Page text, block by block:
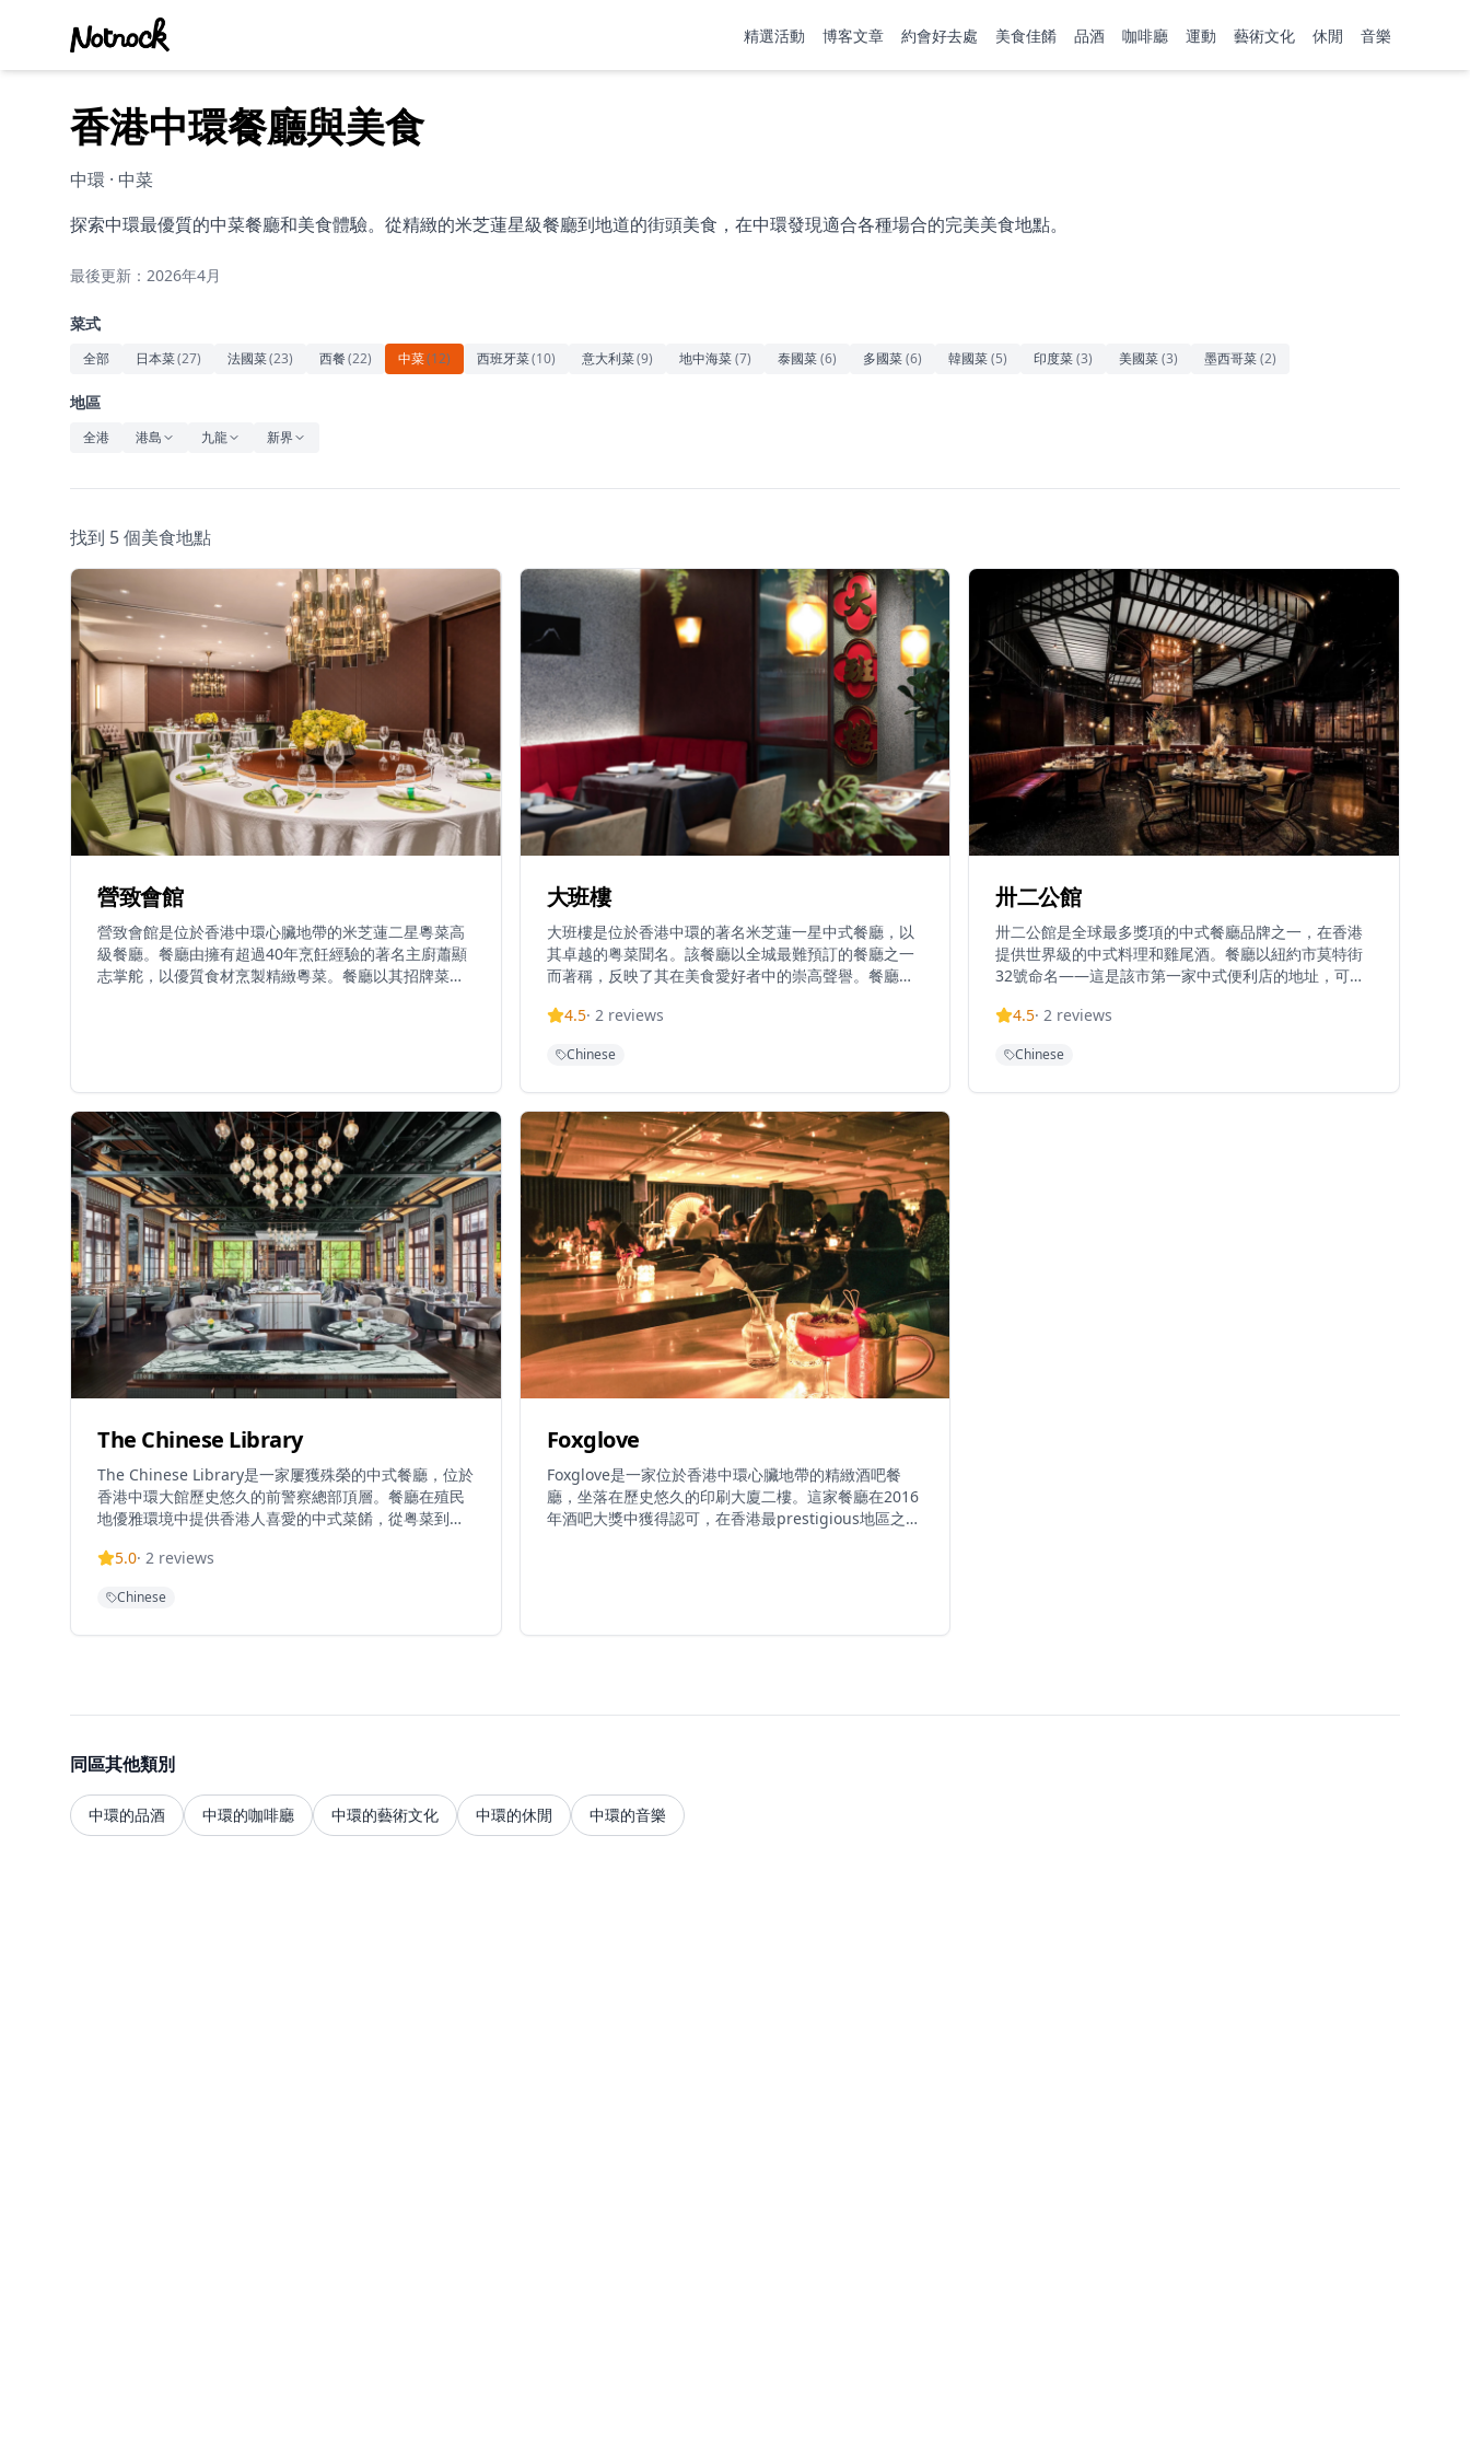
精選活動 博客文章 約會好去處 美食佳餚 品酒 咖啡廳 運動 藝術文化 休閒 音樂
香港中環餐廳與美食
中環 · 中菜
探索中環最優質的中菜餐廳和美食體驗。從精緻的米芝蓮星級餐廳到地道的街頭美食，在中環發現適合各種場合的完美美食地點。
最後更新：2026年4月
菜式
全部 日本菜(27) 法國菜(23) 西餐(22) 中菜(12) 西班牙菜(10) 意大利菜(9) 地中海菜(7) 泰國菜(6) 多國菜(6) 韓國菜(5) 印度菜(3) 美國菜(3) 墨西哥菜(2)
地區
全港 港島 九龍 新界
找到 5 個美食地點
營致會館
營致會館是位於香港中環心臟地帶的米芝蓮二星粵菜高
級餐廳。餐廳由擁有超過40年烹飪經驗的著名主廚蕭顯
志掌舵，以優質食材烹製精緻粵菜。餐廳以其招牌菜式
大班樓
大班樓是位於香港中環的著名米芝蓮一星中式餐廳，以
其卓越的粤菜聞名。該餐廳以全城最難預訂的餐廳之一
而著稱，反映了其在美食愛好者中的崇高聲譽。餐廳位
人均消費約30美元，品嚐套餐由85美元起。大班樓專精
備受推崇。
4.5· 2 reviews
Chinese
卅二公館
卅二公館是全球最多獎項的中式餐廳品牌之一，在香港
提供世界級的中式料理和雞尾酒。餐廳以紐約市莫特街
32號命名——這是該市第一家中式便利店的地址，可追
2014年在香港開業以來，這個創新概念以其當代中式料
佳北京烤鴨」，並採用最優質的食材，從新鮮海鮮到自
4.5· 2 reviews
Chinese
The Chinese Library
The Chinese Library是一家屢獲殊榮的中式餐廳，位於
香港中環大館歷史悠久的前警察總部頂層。餐廳在殖民
地優雅環境中提供香港人喜愛的中式菜餚，從粤菜到潮
名，餐廳提供早午餐、午餐和晚餐，設有高級用餐室和
根植於傳統但以現代風格重新詮釋。
5.0· 2 reviews
Chinese
Foxglove
Foxglove是一家位於香港中環心臟地帶的精緻酒吧餐
廳，坐落在歷史悠久的印刷大廈二樓。這家餐廳在2016
年酒吧大獎中獲得認可，在香港最prestigious地區之一
同區其他類別
中環的品酒 中環的咖啡廳 中環的藝術文化 中環的休閒 中環的音樂